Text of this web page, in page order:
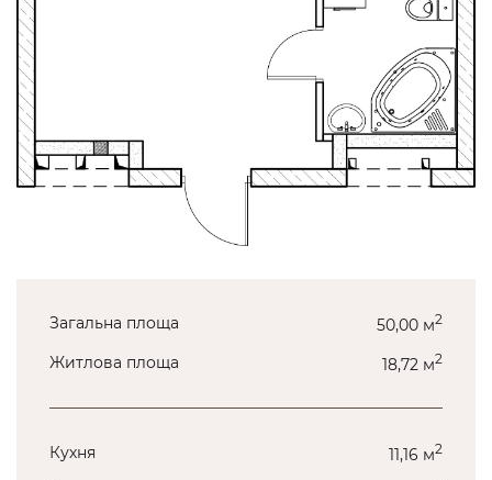
Загальна площа 50,00 м2
Житлова площа 18,72 м2
Кухня 11,16 м2